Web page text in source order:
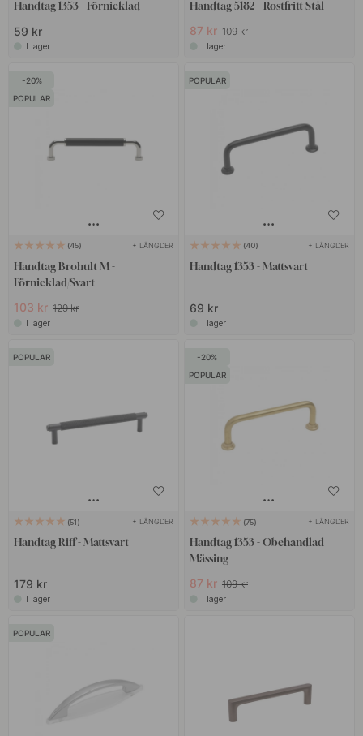
Handtag 1353 - Förnicklad
59 kr
I lager
Handtag 5182 - Rostfritt Stål
87 kr 109 kr
I lager
20
POPULAR
45 + LÄNGDER
Handtag Brohult M -
Förnicklad/Svart
103 kr 129 kr
I lager
POPULAR
40 + LÄNGDER
Handtag 1353 - Mattsvart
69 kr
I lager
POPULAR
51 + LÄNGDER
Handtag Riff - Mattsvart
179 kr
I lager
20
POPULAR
75 + LÄNGDER
Handtag 1353 - Obehandlad
Mässing
87 kr 109 kr
I lager
POPULAR